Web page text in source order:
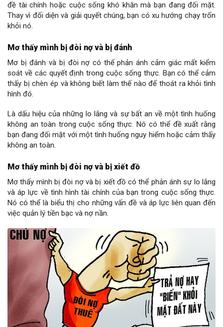
đề tài chính hoặc cuộc sống khó khăn mà bạn đang đối mặt.
Thay vì đối diện và giải quyết chúng, bạn có xu hướng chạy trốn
khỏi nó.
Mơ thấy mình bị đòi nợ và bị đánh
Mơ bị đánh và bị đòi nợ có thể phản ánh cảm giác mất kiểm
soát về các quyết định trong cuộc sống thực. Bạn có thể cảm
thấy bị chèn ép và không biết làm thế nào để thoát ra khỏi tình
hình đó.
Là dấu hiệu của những lo lắng và sự bất an về một tình huống
không an toàn trong cuộc sống thực. Nó có thể đề xuất rằng
bạn đang đối mặt với một tình huống nguy hiểm hoặc cảm thấy
không an toàn.
Mơ thấy mình bị đòi nợ và bị xiết đồ
Mơ thấy mình bị đòi nợ và bị xiết đồ có thể phản ánh sự lo lắng
và áp lực về tình hình tài chính của bạn trong cuộc sống thực.
Nó có thể là biểu thị cho những vấn đề và áp lực liên quan đến
việc quản lý tiền bạc và nợ nần.